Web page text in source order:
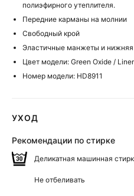
полиэфирного утеплителя.
Передние карманы на молнии
Свободный крой
Эластичные манжеты и нижняя
Цвет модели: Green Oxide /
Номер модели: HD8911
УХОД
Рекомендации по стирке
Деликатная машинная
Не отбеливать